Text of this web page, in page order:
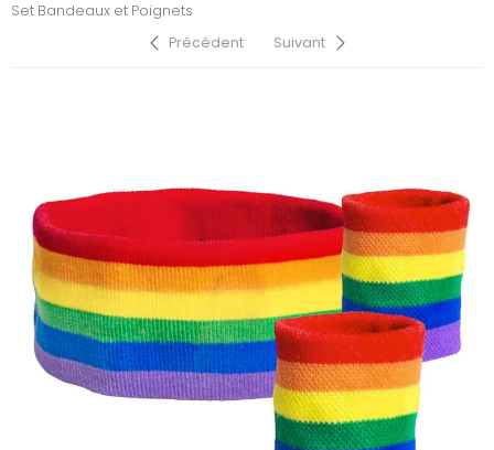
Set Bandeaux et Poignets
Précédent
Suivant